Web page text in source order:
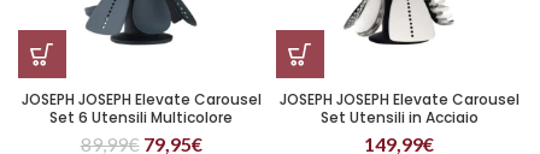
JOSEPH JOSEPH Elevate Carousel
Set 6 Utensili Multicolore
89,99€ 79,95€
JOSEPH JOSEPH Elevate Carousel
Set Utensili in Acciaio
149,99€